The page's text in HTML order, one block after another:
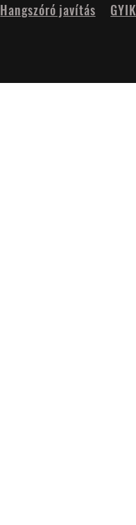
Hangszóró javítás GYIK